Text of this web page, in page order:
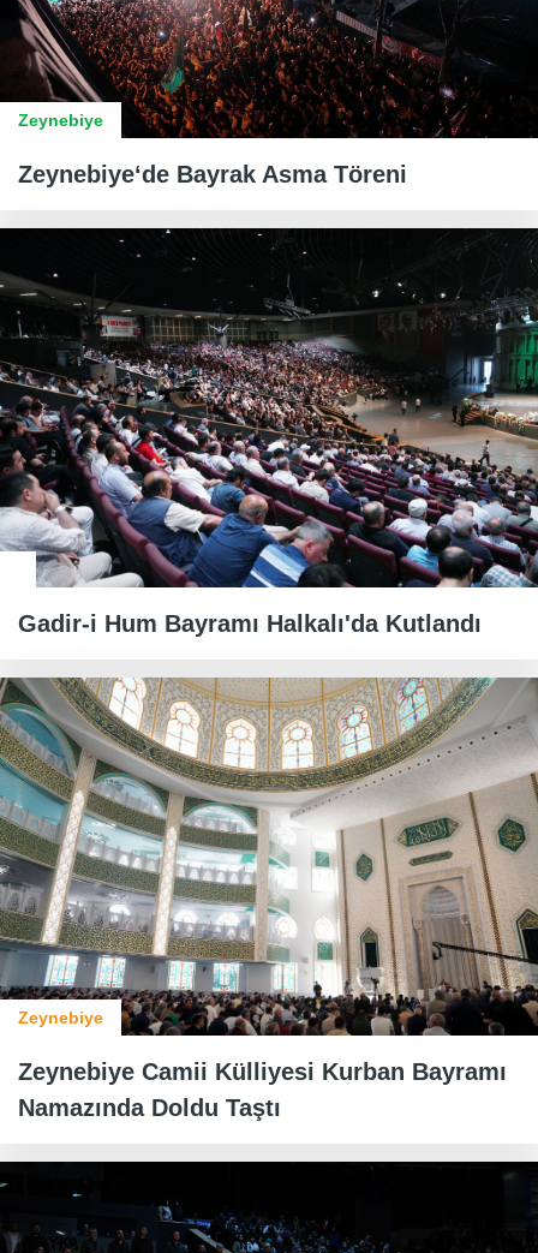
Zeynebiye
Zeynebiye‘de Bayrak Asma Töreni
Gadir-i Hum Bayramı Halkalı'da Kutlandı
Zeynebiye
Zeynebiye Camii Külliyesi Kurban Bayramı
Namazında Doldu Taştı